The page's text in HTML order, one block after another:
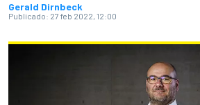
Gerald Dirnbeck
Publicado: 27 feb 2022, 12:00